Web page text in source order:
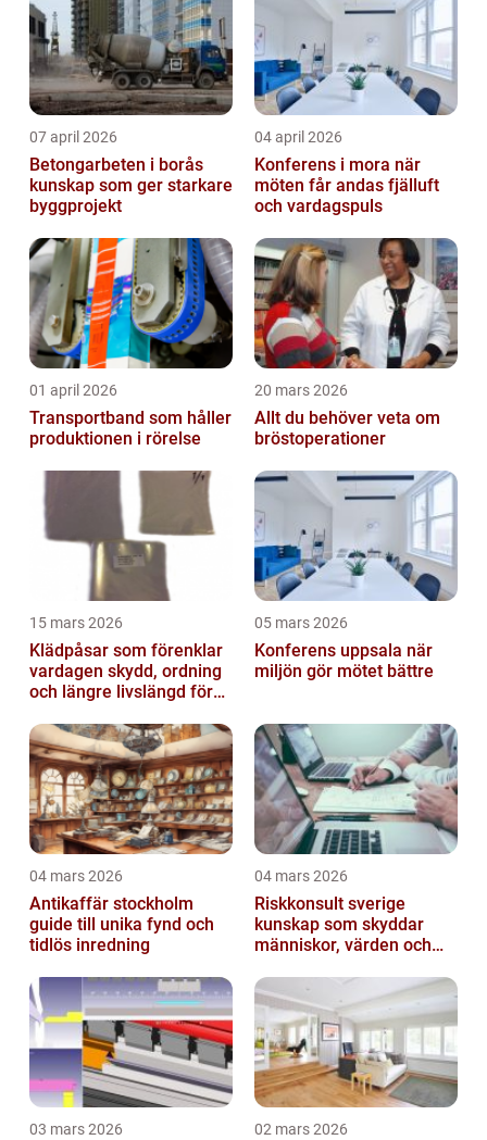
07 april 2026
Betongarbeten i borås
kunskap som ger starkare
byggprojekt
04 april 2026
Konferens i mora när
möten får andas fjälluft
och vardagspuls
01 april 2026
Transportband som håller
produktionen i rörelse
20 mars 2026
Allt du behöver veta om
bröstoperationer
15 mars 2026
Klädpåsar som förenklar
vardagen skydd, ordning
och längre livslängd för
05 mars 2026
Konferens uppsala när
miljön gör mötet bättre
04 mars 2026
Antikaffär stockholm
guide till unika fynd och
tidlös inredning
04 mars 2026
Riskkonsult sverige
kunskap som skyddar
människor, värden och
03 mars 2026 02 mars 2026